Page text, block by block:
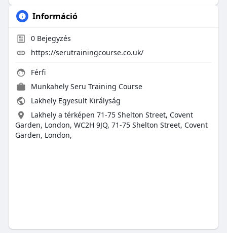
Információ
0Bejegyzés
https://serutrainingcourse.co.uk/
Férfi
Munkahely Seru Training Course
Lakhely Egyesült Királyság
Lakhely a térképen 71-75 Shelton Street, Covent
Garden, London, WC2H 9JQ, 71-75 Shelton Street, Covent
Garden, London,